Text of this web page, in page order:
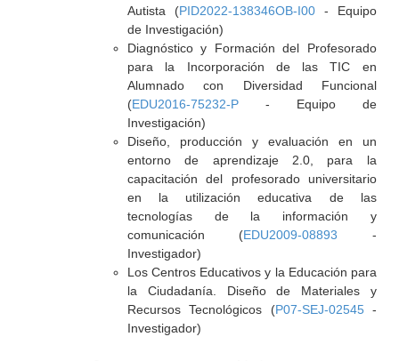
Autista (PID2022-138346OB-I00- Equipo
de Investigación)
Diagnóstico y Formación del Profesorado
para la Incorporación de las TIC en
Alumnado con Diversidad Funcional
(EDU2016-75232-P- Equipo de
Investigación)
Diseño, producción y evaluación en un
entorno de aprendizaje 2.0, para la
capacitación del profesorado universitario
en la utilización educativa de las
tecnologías de la información y
comunicación (EDU2009-08893 -
Investigador)
Los Centros Educativos y la Educación para
la Ciudadanía. Diseño de Materiales y
Recursos Tecnológicos (P07-SEJ-02545-
Investigador)